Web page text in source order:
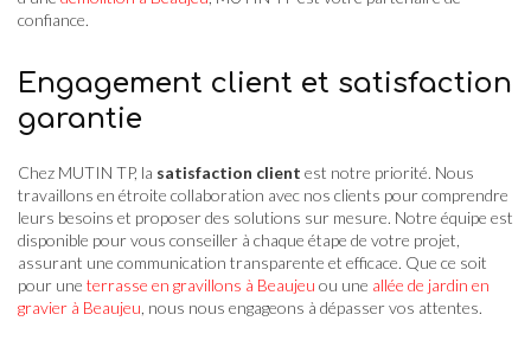
confiance.
Engagement client et satisfaction
garantie
Chez MUTIN TP, la satisfaction client est notre priorité. Nous
travaillons en étroite collaboration avec nos clients pour comprendre
leurs besoins et proposer des solutions sur mesure. Notre équipe est
disponible pour vous conseiller à chaque étape de votre projet,
assurant une communication transparente et efficace. Que ce soit
pour une terrasse en gravillons à Beaujeu ou une allée de jardin en
gravier à Beaujeu , nous nous engageons à dépasser vos attentes.